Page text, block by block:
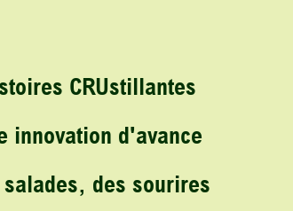
CRUstillantes
innovation d'avance
des sourires